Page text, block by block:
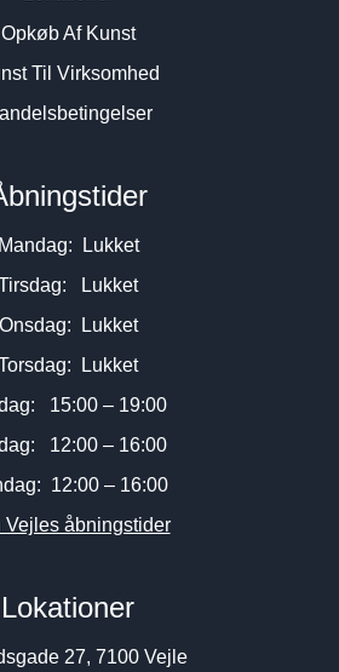
Opkøb Af Kunst
Til Virksomhed
Mandag: Lukket
Lukket
Onsdag: Lukket
Lukket
15:00 – 19:00
12:00 – 16:00
12:00 – 16:00
Vejles åbningstider
Lokationer
27, 7100 Vejle